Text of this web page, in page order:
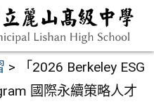
>
「2026 Berkeley ESG
國際永續策略人才